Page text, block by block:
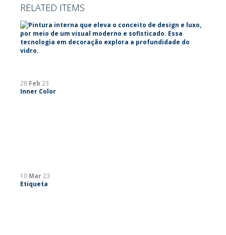
RELATED ITEMS
28 Feb 23
Inner Color
10 Mar23
Etiqueta